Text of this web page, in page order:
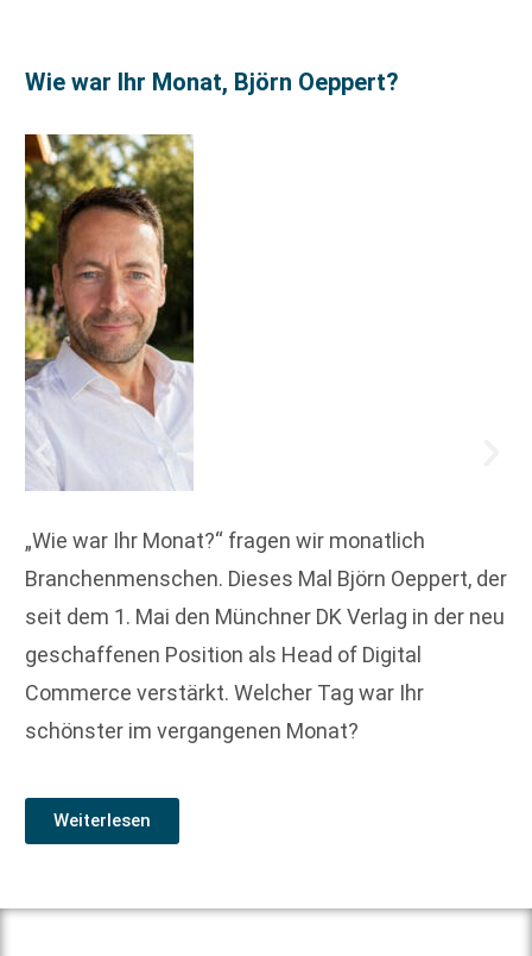
Wie war Ihr Monat, Björn Oeppert?
„Wie war Ihr Monat?“ fragen wir monatlich
Branchenmenschen. Dieses Mal Björn Oeppert, der
seit dem 1. Mai den Münchner DK Verlag in der neu
geschaffenen Position als Head of Digital
Commerce verstärkt. Welcher Tag war Ihr
schönster im vergangenen Monat?
Weiterlesen